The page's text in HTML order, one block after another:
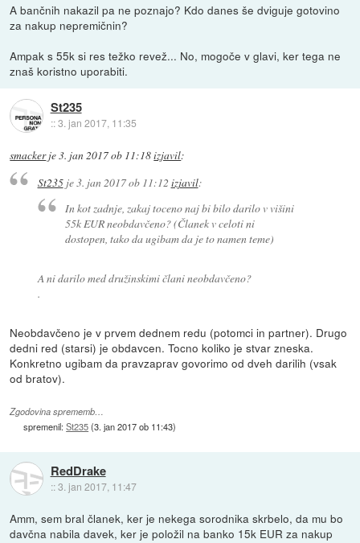
A bančnih nakazil pa ne poznajo? Kdo danes še dviguje gotovino
za nakup nepremičnin?
Ampak s 55k si res težko revež... No, mogoče v glavi, ker tega ne
znaš koristno uporabiti.
St235
::3. jan 2017, 11:35
smackerje3. jan 2017 ob 11:18izjavil:
St235je3. jan 2017 ob 11:12 izjavil:
In kot zadnje, zakaj toceno naj bi bilo darilo v višini
55k EUR neobdavčeno? (Članek v celoti ni
dostopen, tako da ugibam da je to namen teme)
A ni darilo med družinskimi člani neobdavčeno?
.
Neobdavčeno je v prvem dednem redu (potomci in partner). Drugo
dedni red (starsi) je obdavcen. Tocno koliko je stvar zneska.
Konkretno ugibam da pravzaprav govorimo od dveh darilih (vsak
od bratov).
Zgodovina sprememb…
spremenil:St235(3. jan 2017 ob 11:43)
RedDrake
::3. jan 2017, 11:47
Amm, sem bral članek, ker je nekega sorodnika skrbelo, da mu bo
davčna nabila davek, ker je položil na banko 15k EUR za nakup